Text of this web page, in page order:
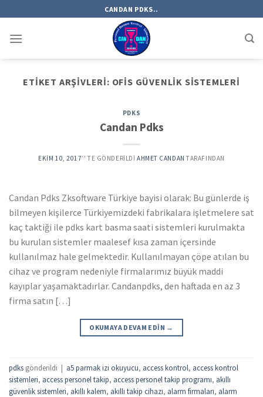
to
content
CANDAN PDKS..
ETIKET ARŞIVLERI: OFIS GÜVENLIK SISTEMLERI
PDKS
Candan Pdks
EKIM 10, 2017’' TE GÖNDERILDI AHMET CANDAN TARAFINDAN
Candan Pdks Zksoftware Türkiye bayisi olarak: Bu günlerde iş
bilmeyen kişilerce Türkiyemizdeki fabrikalara işletmelere sat
kaç taktiği ile pdks kart basma saati sistemleri kurulmakta
bu kurulan sistemler maalesef kısa zaman içersinde
kullanılmaz hale gelmektedir. Kullanılmayan çöpe atılan bu
cihaz ve program nedeniyle firmalarımız büyük maddi
kayıplar yaşamaktadırlar. Candanpdks, den haftada en az 3
firma satın […]
OKUMAYA DEVAM EDIN →
pdks gönderildi | a5 parmak izi okuyucu, access kontrol, access kontrol
sistemleri, access personel takip, access personel takip programı, akıllı
güvenlik sistemleri, akıllı kalem, akıllı takip cihazı, alarm firmaları, alarm